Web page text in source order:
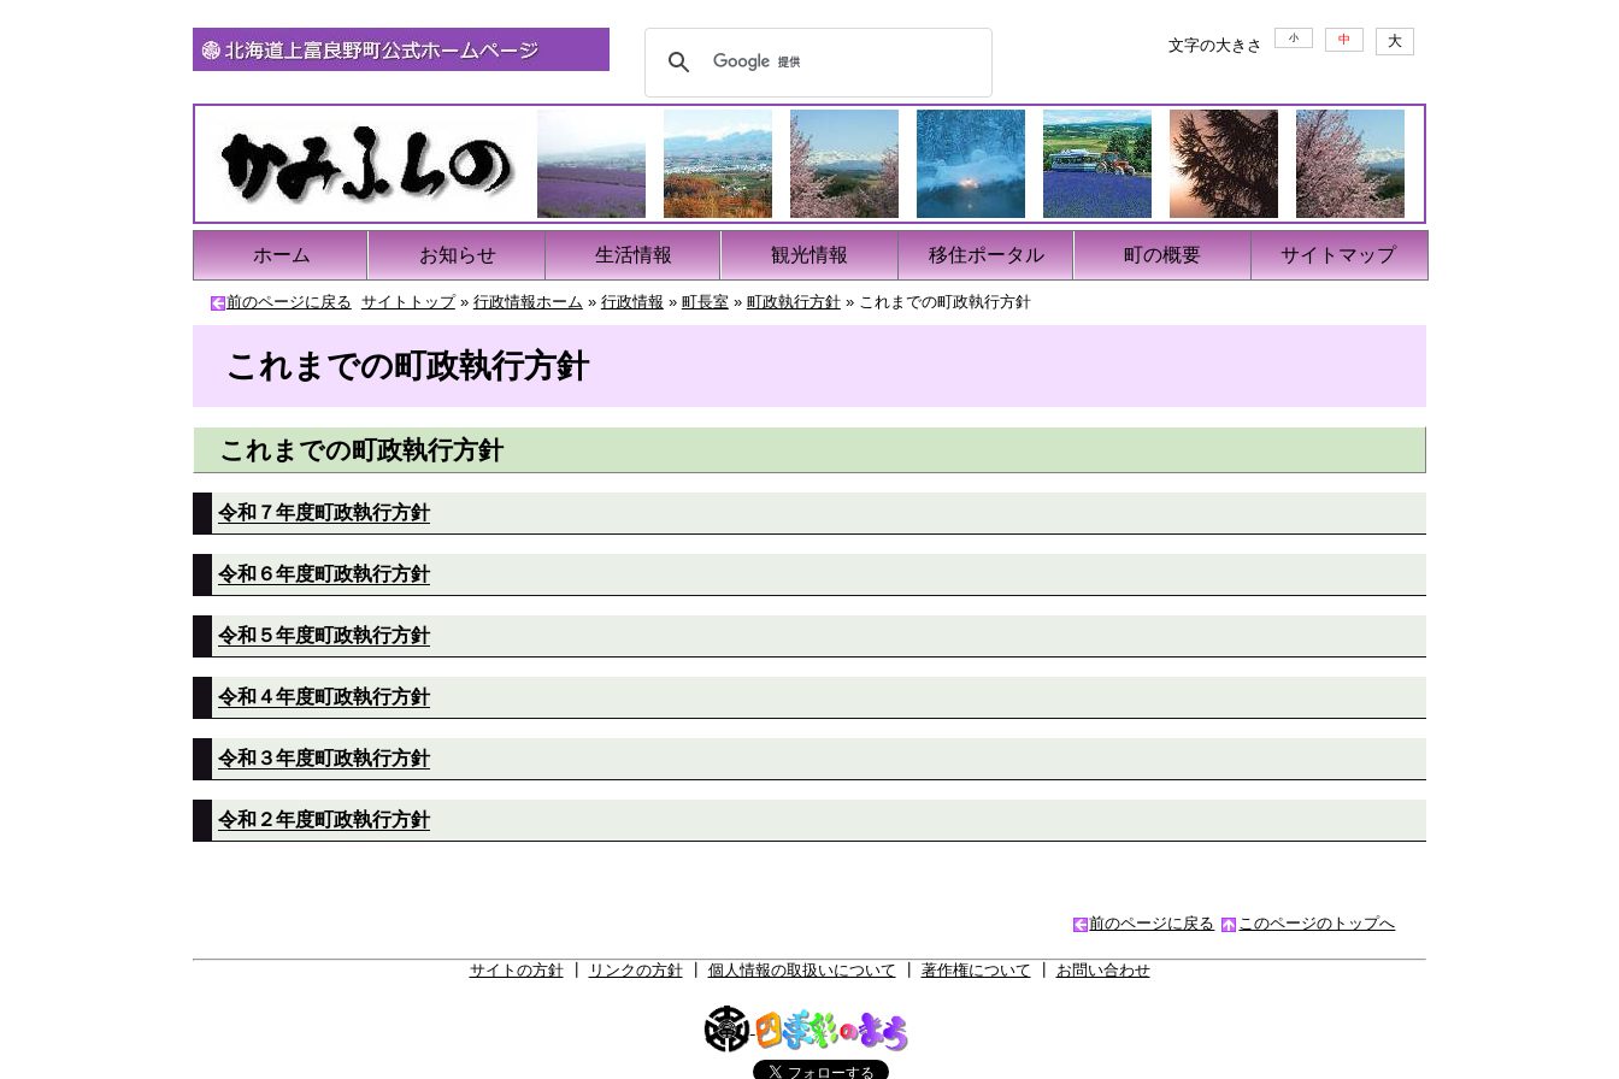
大
中
小
文字の大きさ
ホーム お知らせ 生活情報 観光情報 移住ポータル 町の概要 サイトマップ
前のページに戻る サイトトップ» 行政情報ホーム » 行政情報 » 町長室» 町政執行方針» これまでの町政執行方針
これまでの町政執行方針
これまでの町政執行方針
令和７年度町政執行方針
令和６年度町政執行方針
令和５年度町政執行方針
令和４年度町政執行方針
令和３年度町政執行方針
令和２年度町政執行方針
前のページに戻る このページのトップへ
サイトの方針┃ リンクの方針┃ 個人情報の取扱いについて 著作権について お問い合わせ